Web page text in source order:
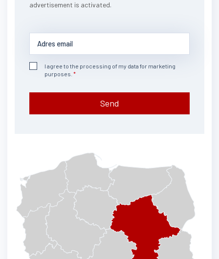
advertisement is activated.
I agree to the processing of my data for marketing
purposes.
Send